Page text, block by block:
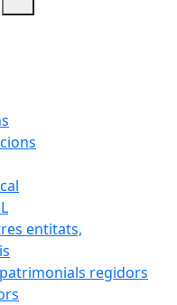
entitats,
regidors